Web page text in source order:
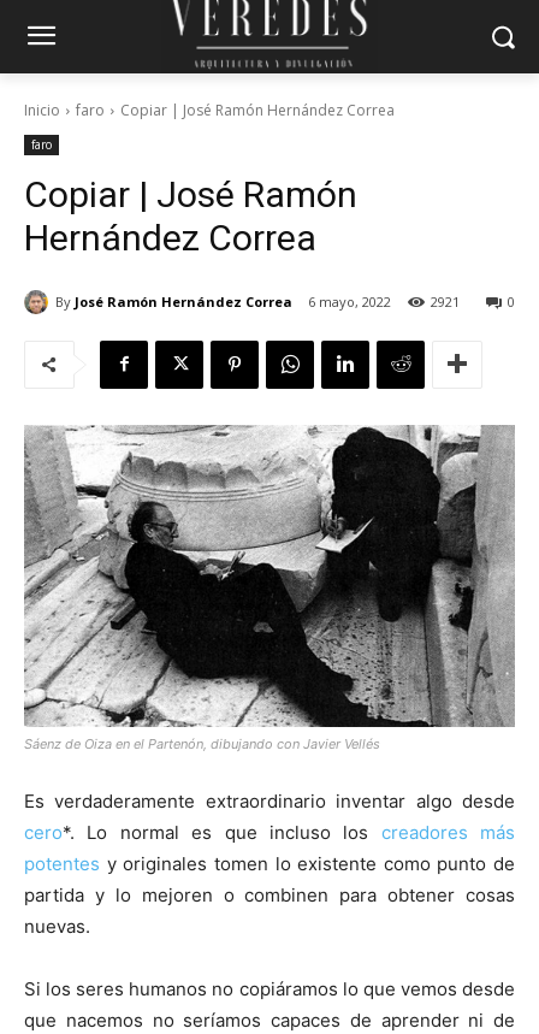
Inicio faro Copiar | José Ramón Hernández Correa
faro
Copiar | José Ramón
Hernández Correa
By José Ramón Hernández Correa 6 mayo, 2022 0
2921
Sáenz de Oiza en el Partenón, dibujando con Javier Vellés
Es verdaderamente extraordinario inventar algo desde
cero*. Lo normal es que incluso los creadores más
potentes y originales tomen lo existente como punto de
partida y lo mejoren o combinen para obtener cosas
nuevas.
Si los seres humanos no copiáramos lo que vemos desde
que nacemos no seríamos capaces de aprender ni de